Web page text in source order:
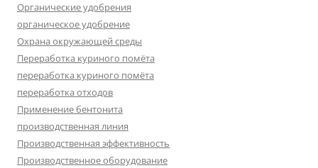
Органические удобрения
органическое удобрение
Охрана окружающей среды
Переработка куриного помёта
переработка куриного помёта
переработка отходов
Применение бентонита
производственная линия
Производственная эффективность
Производственное оборудование